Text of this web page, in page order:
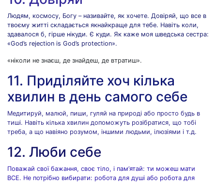
Людям, космосу, Богу – називайте, як хочете. Довіряй, що все в
твоєму житті складається якнайкраще для тебе. Навіть коли,
здавалося б, гірше нікуди. Є куди. Як каже моя шведська сестра:
«God’s rejection is God’s protection».
«ніколи не знаєш, де знайдеш, де втратиш».
11. Приділяйте хоч кілька
хвилин в день самого себе
Медитируй, малюй, пиши, гуляй на природі або просто будь в
тиші. Навіть кілька хвилин допоможуть розібратися, що тобі
треба, а що навіяно розумом, іншими людьми, ілюзіями і т.д.
12. Люби себе
Поважай свої бажання, своє тіло, і пам’ятай: ти можеш мати
ВСЕ. Не потрібно вибирати: робота для душі або робота для